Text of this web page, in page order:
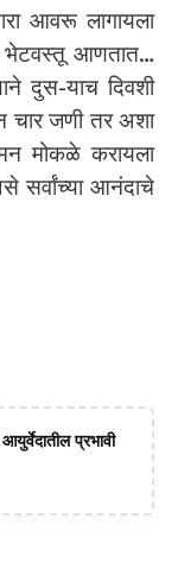
आवरू लागायला
भेटवस्तू आणतात…
दुस-याच दिवशी
चार जणी तर अशा
मोकळे करायला
सर्वांच्या आनंदाचे
प्रभावी